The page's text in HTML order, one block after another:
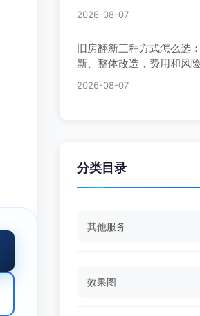
2026-08-07
旧房翻新三种方式怎么选
新、整体改造，费用和风
2026-08-07
分类目录
其他服务
效果图